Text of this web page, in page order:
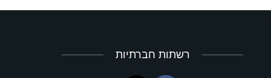
רשתות חברתיות